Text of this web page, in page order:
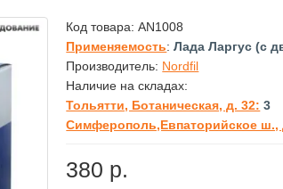
Код товара:AN1008
Применяемость:Лада Ларгус (с
Производитель: Nordfil
Наличие на складах:
Тольятти, Ботаническая, д. 32: 3
Симферополь,Евпаторийское ш.,
380 р.